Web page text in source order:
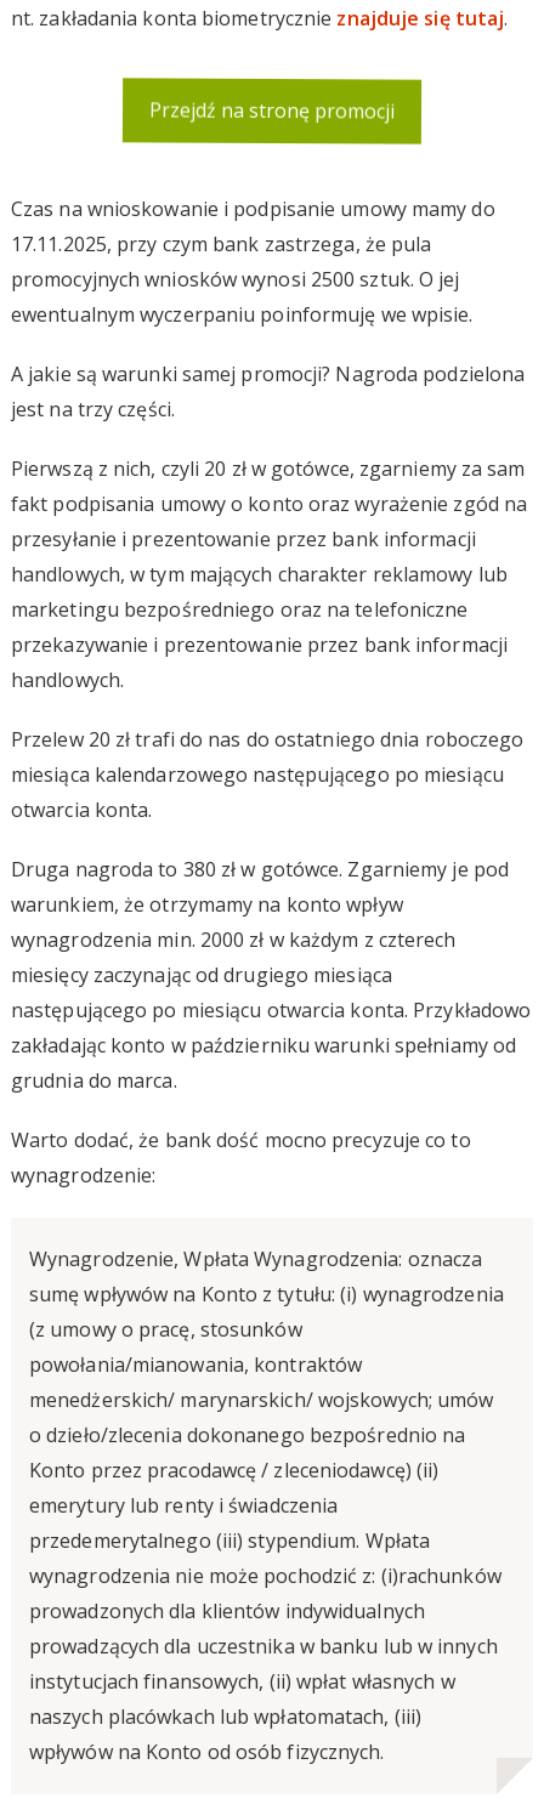
nt. zakładania konta biometrycznie znajduje się tutaj.
Przejdź na stronę promocji
Czas na wnioskowanie i podpisanie umowy mamy do
17.11.2025, przy czym bank zastrzega, że pula
promocyjnych wniosków wynosi 2500 sztuk. O jej
ewentualnym wyczerpaniu poinformuję we wpisie.
A jakie są warunki samej promocji? Nagroda podzielona
jest na trzy części.
Pierwszą z nich, czyli 20 zł w gotówce, zgarniemy za sam
fakt podpisania umowy o konto oraz wyrażenie zgód na
przesyłanie i prezentowanie przez bank informacji
handlowych, w tym mających charakter reklamowy lub
marketingu bezpośredniego oraz na telefoniczne
przekazywanie i prezentowanie przez bank informacji
handlowych.
Przelew 20 zł trafi do nas do ostatniego dnia roboczego
miesiąca kalendarzowego następującego po miesiącu
otwarcia konta.
Druga nagroda to 380 zł w gotówce. Zgarniemy je pod
warunkiem, że otrzymamy na konto wpływ
wynagrodzenia min. 2000 zł w każdym z czterech
miesięcy zaczynając od drugiego miesiąca
następującego po miesiącu otwarcia konta. Przykładowo
zakładając konto w październiku warunki spełniamy od
grudnia do marca.
Warto dodać, że bank dość mocno precyzuje co to
wynagrodzenie:
Wynagrodzenie, Wpłata Wynagrodzenia: oznacza
sumę wpływów na Konto z tytułu: (i) wynagrodzenia
(z umowy o pracę, stosunków
powołania/mianowania, kontraktów
menedżerskich/ marynarskich/ wojskowych; umów
o dzieło/zlecenia dokonanego bezpośrednio na
Konto przez pracodawcę / zleceniodawcę) (ii)
emerytury lub renty i świadczenia
przedemerytalnego (iii) stypendium. Wpłata
wynagrodzenia nie może pochodzić z: (i)rachunków
prowadzonych dla klientów indywidualnych
prowadzących dla uczestnika w banku lub w innych
instytucjach finansowych, (ii) wpłat własnych w
naszych placówkach lub wpłatomatach, (iii)
wpływów na Konto od osób fizycznych.